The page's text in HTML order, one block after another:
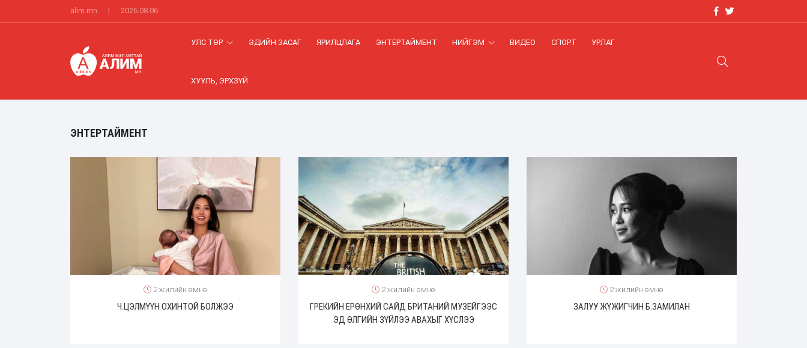
alim.mn | 2026.08.06
УЛС ТӨР ЭДИЙН ЗАСАГ ЯРИЛЦЛАГА ЭНТЕРТАЙМЕНТ НИЙГЭМ ВИДЕО СПОРТ УРЛАГ
ХУУЛЬ, ЭРХЗҮЙ
ЭНТЕРТАЙМЕНТ
2 жилийн өмнө
Ч.ЦЭЛМҮҮН ОХИНТОЙ БОЛЖЭЭ
2 жилийн өмнө
ГРЕКИЙН ЕРӨНХИЙ САЙД БРИТАНИЙ МУЗЕЙГЭЭС
ЭД ӨЛГИЙН ЗҮЙЛЭЭ АВАХЫГ ХҮСЛЭЭ
2 жилийн өмнө
ЗАЛУУ ЖҮЖИГЧИН Б.ЗАМИЛАН